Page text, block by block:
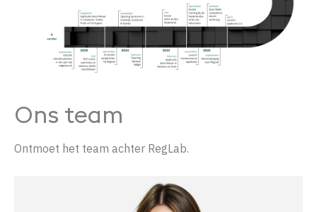
Ons team
Ontmoet het team achter RegLab.